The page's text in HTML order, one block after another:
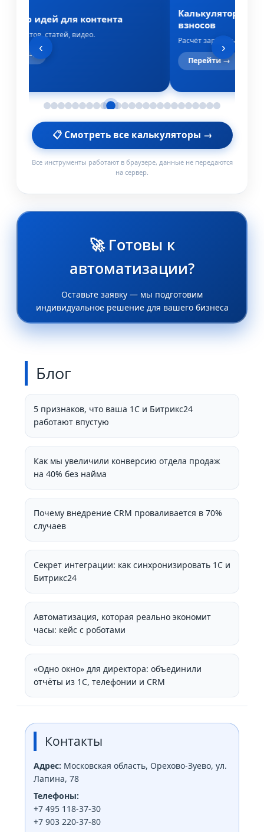
идей для контента
для постов, статей, видео.
→
Калькулятор
взносов
Расчёт зарплаты, НДФЛ
Перейти →
‹ ›
📋 Смотреть все калькуляторы →
Все инструменты работают в браузере, данные не передаются
на сервер.
🚀 Готовы к
автоматизации?
Оставьте заявку — мы подготовим
индивидуальное решение для вашего бизнеса
Блог
5 признаков, что ваша 1С и Битрикс24
работают впустую
Как мы увеличили конверсию отдела продаж
на 40% без найма
Почему внедрение CRM проваливается в 70%
случаев
Секрет интеграции: как синхронизировать 1С и
Битрикс24
Автоматизация, которая реально экономит
часы: кейс с роботами
«Одно окно» для директора: объединили
отчёты из 1С, телефонии и CRM
Контакты
Адрес: Московская область, Орехово-Зуево, ул.
Лапина, 78
Телефоны:
+7 495 118-37-30
+7 903 220-37-80